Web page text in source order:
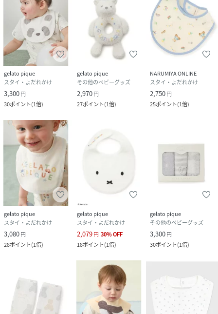
gelato pique
スタイ・よだれかけ
3,300円
30ポイント(1倍)
gelato pique
その他のベビーグッズ
2,970円
27ポイント(1倍)
NARUMIYA ONLINE
スタイ・よだれかけ
2,750円
25ポイント(1倍)
gelato pique
スタイ・よだれかけ
3,080円
28ポイント(1倍)
gelato pique
スタイ・よだれかけ
2,079円 30%OFF
18ポイント(1倍)
gelato pique
その他のベビーグッズ
3,300円
30ポイント(1倍)